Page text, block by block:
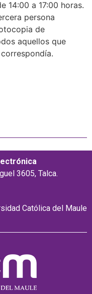
14:00 a 17:00 horas.
persona
de
aquellos que
3605, Talca.
Católica del Maule